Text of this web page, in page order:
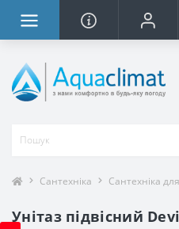
Сантехніка Сантехніка
Унітаз підвісний